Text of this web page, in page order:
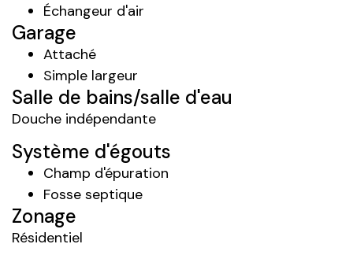
Échangeur d'air
Garage
Attaché
Simple largeur
Salle de bains/salle d'eau
Douche indépendante
Système d'égouts
Champ d'épuration
Fosse septique
Zonage
Résidentiel